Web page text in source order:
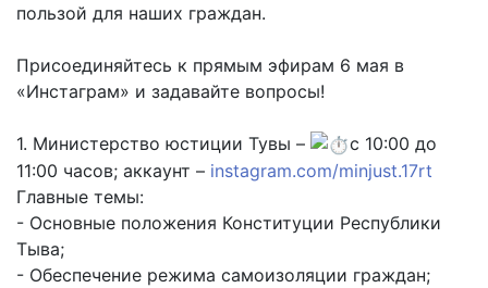
пользой для наших граждан.
Присоединяйтесь к прямым эфирам 6 мая в
«Инстаграм» и задавайте вопросы!
1. Министерство юстиции Тувы –
с 10:00 до
11:00 часов; аккаунт – instagram.com/minjust.17rt
Главные темы:
- Основные положения Конституции Республики
Тыва;
- Обеспечение режима самоизоляции граждан;